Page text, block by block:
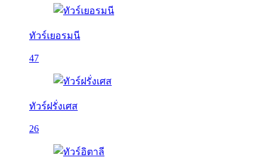
ทัวร์เยอรมนี
47
ทัวร์ฝรั่งเศส
26